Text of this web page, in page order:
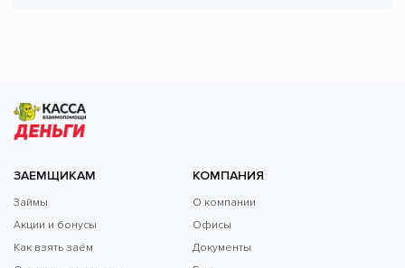
ЗАЕМЩИКАМ
Займы
Акции и бонусы
Как взять заём
КОМПАНИЯ
О компании
Офисы
Документы